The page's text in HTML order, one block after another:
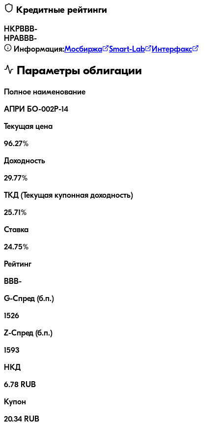
Кредитные рейтинги
НКРBBB-
НРАBBB-
Информация:Мосбиржа Smart-Lab Интерфакс
Параметры облигации
Полное наименование
АПРИ БО-002Р-14
Текущая цена
96.27%
Доходность
29.77%
ТКД (Текущая купонная доходность)
25.71%
Ставка
24.75%
Рейтинг
BBB-
G-Спред (б.п.)
1526
Z-Спред (б.п.)
1593
НКД
6.78 RUB
Купон
20.34 RUB